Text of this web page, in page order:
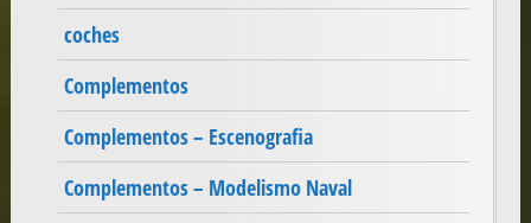
coches
Complementos
Complementos – Escenografia
Complementos – Modelismo Naval